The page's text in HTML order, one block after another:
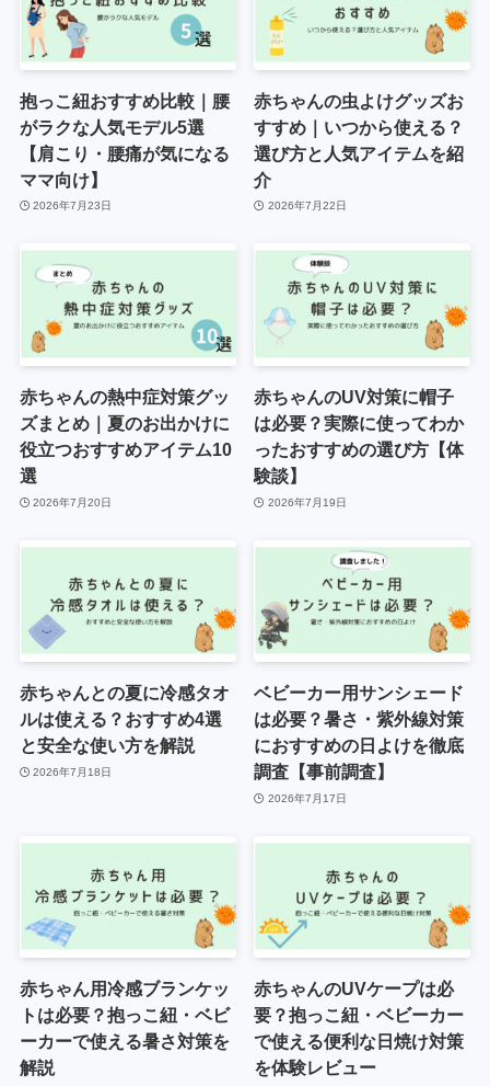
抱っこ紐おすすめ比較｜腰
がラクな人気モデル5選
【肩こり・腰痛が気になる
ママ向け】
2026年7月23日
赤ちゃんの虫よけグッズお
すすめ｜いつから使える？
選び方と人気アイテムを紹
介
2026年7月22日
赤ちゃんの熱中症対策グッ
ズまとめ｜夏のお出かけに
役立つおすすめアイテム10
選
2026年7月20日
赤ちゃんのUV対策に帽子
は必要？実際に使ってわか
ったおすすめの選び方【体
験談】
2026年7月19日
赤ちゃんとの夏に冷感タオ
ルは使える？おすすめ4選
と安全な使い方を解説
2026年7月18日
ベビーカー用サンシェード
は必要？暑さ・紫外線対策
におすすめの日よけを徹底
調査【事前調査】
2026年7月17日
赤ちゃん用冷感ブランケッ
トは必要？抱っこ紐・ベビ
ーカーで使える暑さ対策を
解説
赤ちゃんのUVケープは必
要？抱っこ紐・ベビーカー
で使える便利な日焼け対策
を体験レビュー